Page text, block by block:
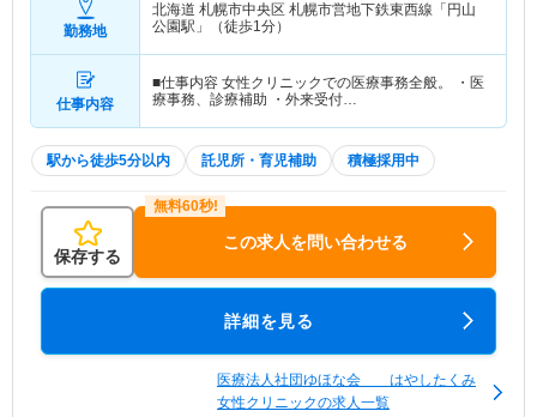
勤務地
北海道 札幌市中央区 札幌市営地下鉄東西線「円山
公園駅」（徒歩1分）
仕事内容
■仕事内容 女性クリニックでの医療事務全般。 ・医
療事務、診療補助 ・外来受付…
駅から徒歩5分以内 託児所・育児補助 積極採用中
保存する
この求人を問い合わせる
詳細を見る
医療法人社団ゆほな会 はやしたくみ
女性クリニックの求人一覧